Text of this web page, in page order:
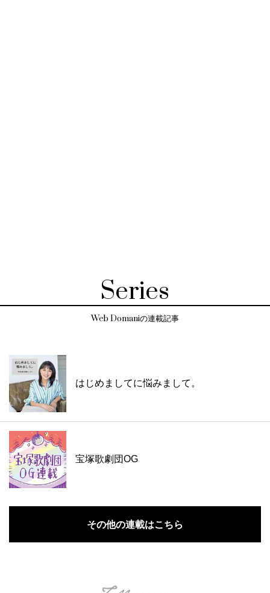
Series
Web Domaniの連載記事
はじめましてに悩みまして。
宝塚歌劇団OG
その他の連載はこちら